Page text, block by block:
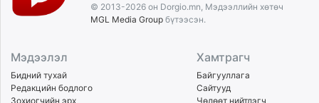
© 2013-2026 он Dorgio.mn, Мэдээллийн хөтөч
MGL Media Group бүтээсэн.
Мэдээлэл
Бидний тухай
Редакцийн бодлого
Зохиогчийн эрх
Хамтрагч
Байгууллага
Сайтууд
Чөлөөт нийтлэгч